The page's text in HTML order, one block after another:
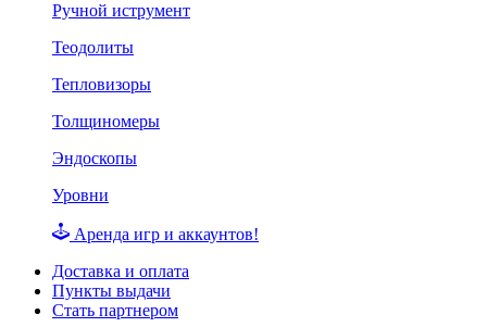
Ручной иструмент
Теодолиты
Тепловизоры
Толщиномеры
Эндоскопы
Уровни
Аренда игр и аккаунтов!
Доставка и оплата
Пункты выдачи
Стать партнером